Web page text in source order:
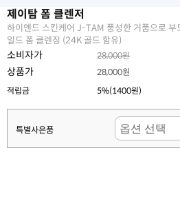
제이탐 폼 클렌저
하이엔드 스킨케어 J-TAM 풍성한 거품으로 부
일드 폼 클렌징 (24K 골드 함유)
소비자가 28,000원
상품가
28,000원
적립금
5%(1400원)
특별사은품